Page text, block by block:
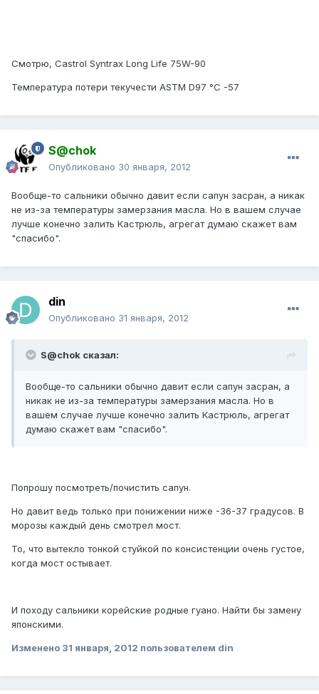
Смотрю, Castrol Syntrax Long Life 75W-90
Температура потери текучести ASTM D97 °C -57
S@chok
Опубликовано 30 января, 2012
Вообще-то сальники обычно давит если сапун засран, а никак
не из-за температуры замерзания масла. Но в вашем случае
лучше конечно залить Кастрюль, агрегат думаю скажет вам
"спасибо".
din
Опубликовано 31 января, 2012
S@chok сказал:
Вообще-то сальники обычно давит если сапун засран, а
никак не из-за температуры замерзания масла. Но в
вашем случае лучше конечно залить Кастрюль, агрегат
думаю скажет вам "спасибо".
Попрошу посмотреть/почистить сапун.
Но давит ведь только при понижении ниже -36-37 градусов. В
морозы каждый день смотрел мост.
То, что вытекло тонкой стуйкой по консистенции очень густое,
когда мост остывает.
И походу сальники корейские родные гуано. Найти бы замену
японскими.
Изменено 31 января, 2012 пользователем din